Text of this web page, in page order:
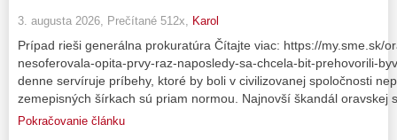
3. augusta 2026, Prečítané 512x, Karol
Prípad rieši generálna prokuratúra Čítajte viac: https://my.sme.sk/
nesoferovala-opita-prvy-raz-naposledy-sa-chcela-bit-prehovorili-
denne servíruje príbehy, ktoré by boli v civilizovanej spoločnosti
zemepisných šírkach sú priam normou. Najnovší škandál oravskej
Pokračovanie článku